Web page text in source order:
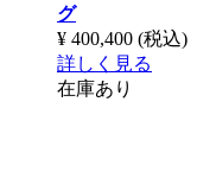
グ
¥ 400,400 (税込)
詳しく見る
在庫あり